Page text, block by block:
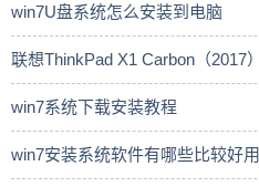
win7U盘系统怎么安装到电脑
win7系统下载安装教程
win7安装系统软件有哪些比较好用